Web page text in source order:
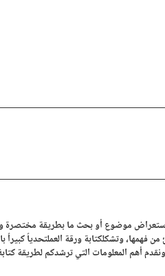
لاستعراض موضوع أو بحث ما بطريقة
فهمها، وتشكلكتابة ورقة العملتحدياً
أهم المعلومات التي ترشدكم لطريقة